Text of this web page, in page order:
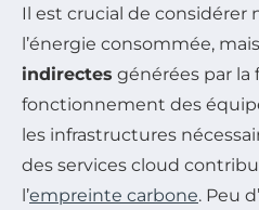
Il est crucial de considérer
l’énergie consommée,
indirectes générées par la
fonctionnement des
les infrastructures
des services cloud
l’empreinte carbone. Peu